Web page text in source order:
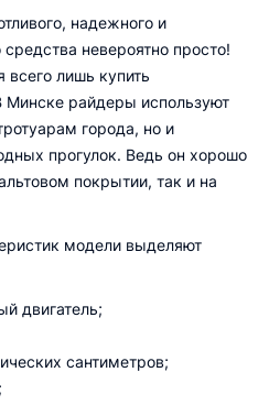
надежного и
средства невероятно просто!
всего лишь купить
Минске райдеры используют
города, но и
прогулок. Ведь он хорошо
покрытии, так и на
модели выделяют
двигатель;
сантиметров;